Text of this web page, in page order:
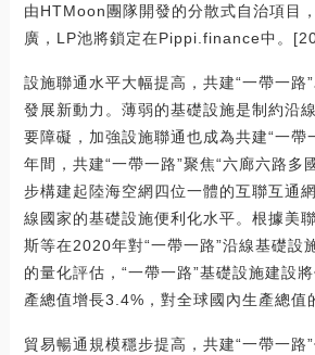
由HTMoon團隊開發的分散式自治項目
廣，LP池將鎖定在Pippi.finance中。
設施聯通水平大幅提高，共建“一帶一路
發展新動力。薄弱的基礎設施是制約沿
要障礙，加強設施聯通也成為共建“一帶
年間，共建“一帶一路”聚焦“六廊六路多
步構建起陸海空網四位一體的互聯互通
線國家的基礎設施便利化水平。根據美
斯等在2020年對“一帶一路”沿線基礎設
的量化評估，“一帶一路”基礎設施建設
產總值增長3.4%，對全球國內生產總值
貿易暢通規模穩步提高，共建“一帶一路